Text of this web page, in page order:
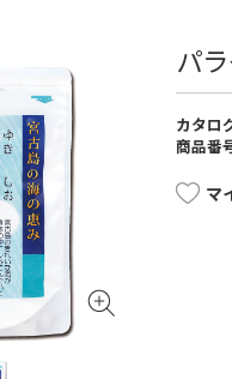
パ
カタロ
商品番
マ